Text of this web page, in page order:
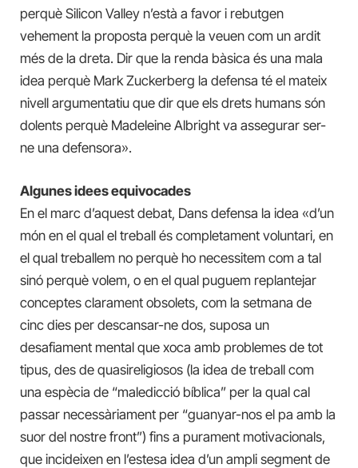
perquè Silicon Valley n’està a favor i rebutgen
vehement la proposta perquè la veuen com un ardit
més de la dreta. Dir que la renda bàsica és una mala
idea perquè Mark Zuckerberg la defensa té el mateix
nivell argumentatiu que dir que els drets humans són
dolents perquè Madeleine Albright va assegurar ser-
ne una defensora».
Algunes idees equivocades
En el marc d’aquest debat, Dans defensa la idea «d’un
món en el qual el treball és completament voluntari, en
el qual treballem no perquè ho necessitem com a tal
sinó perquè volem, o en el qual puguem replantejar
conceptes clarament obsolets, com la setmana de
cinc dies per descansar-ne dos, suposa un
desafiament mental que xoca amb problemes de tot
tipus, des de quasireligiosos (la idea de treball com
una espècia de “maledicció bíblica” per la qual cal
passar necessàriament per “guanyar-nos el pa amb la
suor del nostre front”) fins a purament motivacionals,
que incideixen en l’estesa idea d’un ampli segment de